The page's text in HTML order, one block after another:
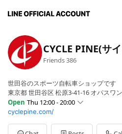
CYCLE PINE(サ
Friends386
世田谷のスポーツ自転車ショップです
東京都 世田谷区 松原3-41-16 オパスワ
Open Thu 12:00 - 20:00
Sun11:00 - 19:00
Mon12:00 - 20:00
Tue12:00 - 20:00
cyclepine.com/